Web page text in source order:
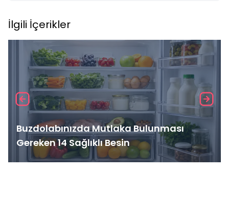
İlgili İçerikler
Buzdolabınızda Mutlaka Bulunması
Gereken 14 Sağlıklı Besin